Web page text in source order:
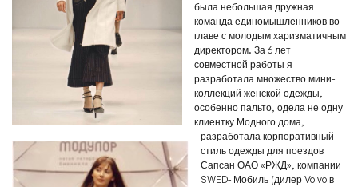
была небольшая дружная
команда единомышленников во
главе с молодым харизматичным
директором. За 6 лет
совместной работы я
разработала множество мини-
коллекций женской одежды,
особенно пальто, одела не одну
клиентку Модного дома,
разработала корпоративный
стиль одежды для поездов
Сапсан ОАО «РЖД», компании
SWED- Мобиль (дилер Volvo в